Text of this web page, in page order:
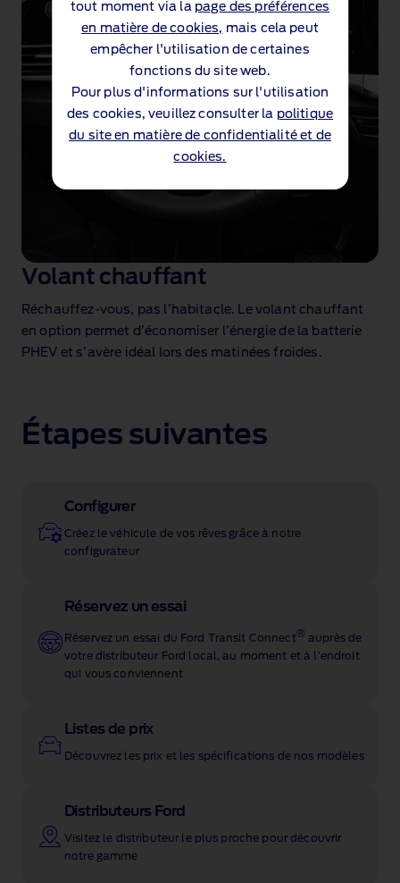
tout moment via la page des préférences
en matière de cookies, mais cela peut
empêcher l'utilisation de certaines
fonctions du site web.
Pour plus d'informations sur l'utilisation
des cookies, veuillez consulter la politique
du site en matière de confidentialité et de
cookies.
Volant chauffant
Réchauffez‑vous, pas l’habitacle. Le volant chauffant
en option permet d’économiser l’énergie de la batterie
PHEV et s’avère idéal lors des matinées froides.
Étapes suivantes
Configurer
Créez le véhicule de vos rêves grâce à notre
configurateur
Réservez un essai
Réservez un essai du Ford Transit Connect ® auprès de
votre distributeur Ford local, au moment et à l’endroit
qui vous conviennent
Listes de prix
Découvrez les prix et les spécifications de nos modèles
Distributeurs Ford
Visitez le distributeur le plus proche pour découvrir
notre gamme